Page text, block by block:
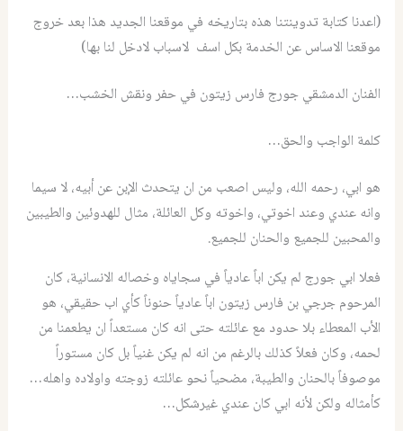
(اعدنا كتابة تدوينتنا هذه بتاريخه في موقعنا الجديد هذا بعد خروج
موقعنا الاساس عن الخدمة بكل اسف لاسباب لادخل لنا بها)
الفنان الدمشقي جورج فارس زيتون في حفر ونقش الخشب…
كلمة الواجب والحق…
هو ابي، رحمه الله، وليس اصعب من ان يتحدث الإبن عن أبيه، لا سيما
وانه عندي وعند اخوتي، واخوته وكل العائلة، مثال للهدوئين والطيبين
والمحبين للجميع والحنان للجميع.
فعلا ابي جورج لم يكن اباً عادياً في سجاياه وخصاله الانسانية، كان
المرحوم جرجي بن فارس زيتون اباً عادياً حنوناً كأي اب حقيقي، هو
الأب المعطاء بلا حدود مع عائلته حتى انه كان مستعداً ان يطعمنا من
لحمه، وكان فعلاً كذلك بالرغم من انه لم يكن غنياً بل كان مستوراً
موصوفاً بالحنان والطيبة، مضحياً نحو عائلته زوجته واولاده واهله…
كأمثاله ولكن لأنه ابي كان عندي غيرشكل…